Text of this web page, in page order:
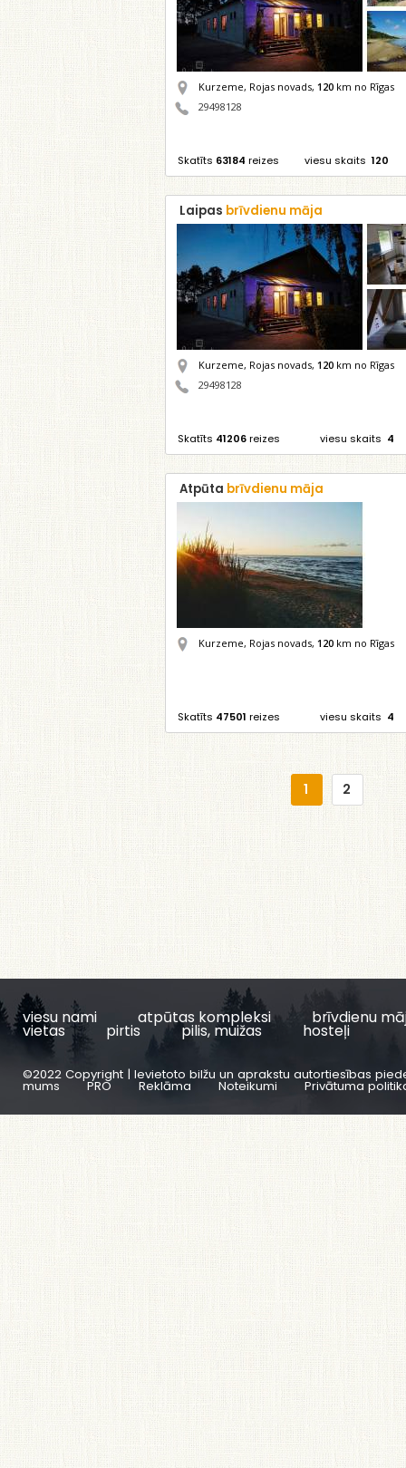
Kurzeme, Rojas novads, 120 km no Rīgas
29498128
Skatīts 63184 reizes viesu skaits 120
Laipas brīvdienu māja
Kurzeme, Rojas novads, 120 km no Rīgas
29498128
Skatīts 41206reizes viesu skaits 4
Atpūta brīvdienu māja
Kurzeme, Rojas novads, 120 km no Rīgas
Skatīts 47501 reizes viesu skaits 4
1 2
viesu nami atpūtas kompleksi brīvdienu
vietas pirtis pilis, muižas hosteļi
©2022 Copyright | Ievietoto bilžu un aprakstu autortiesības
mums PRO Reklāma Noteikumi Privātuma